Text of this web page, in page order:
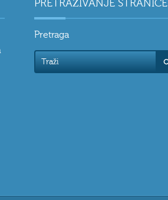
PRETRAŽIVANJE STRANICE
Pretraga